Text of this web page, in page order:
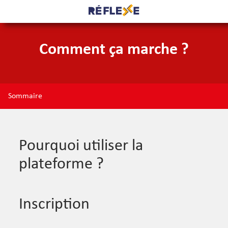
Comment ça marche ?
Sommaire
Pourquoi utiliser la
plateforme ?
Inscription